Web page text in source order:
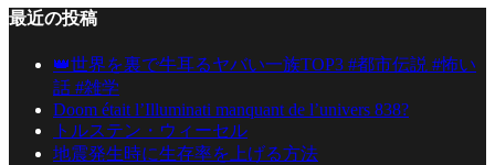
最近の投稿
👑世界を裏で牛耳るヤバい一族TOP3 #都市伝説 #怖い
話 #雑学
Doom était l’Illuminati manquant de l’univers 838?
トルステン・ウィーセル
地震発生時に生存率を上げる方法